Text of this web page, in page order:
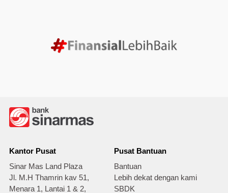
Kantor Pusat
Sinar Mas Land Plaza
Jl. M.H Thamrin kav 51,
Menara 1, Lantai 1 & 2,
Pusat Bantuan
Bantuan
Lebih dekat dengan kami
SBDK